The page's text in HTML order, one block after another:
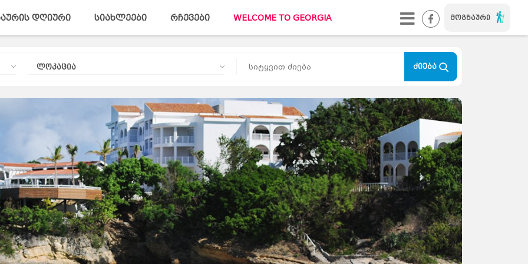
დღიური სიახლეები რჩევები WELCOME TO GEORGIA
WELCOME TO GEORGIA
#ქალაქიხასიათით
მოგზაური
ლოკაცია ძიება